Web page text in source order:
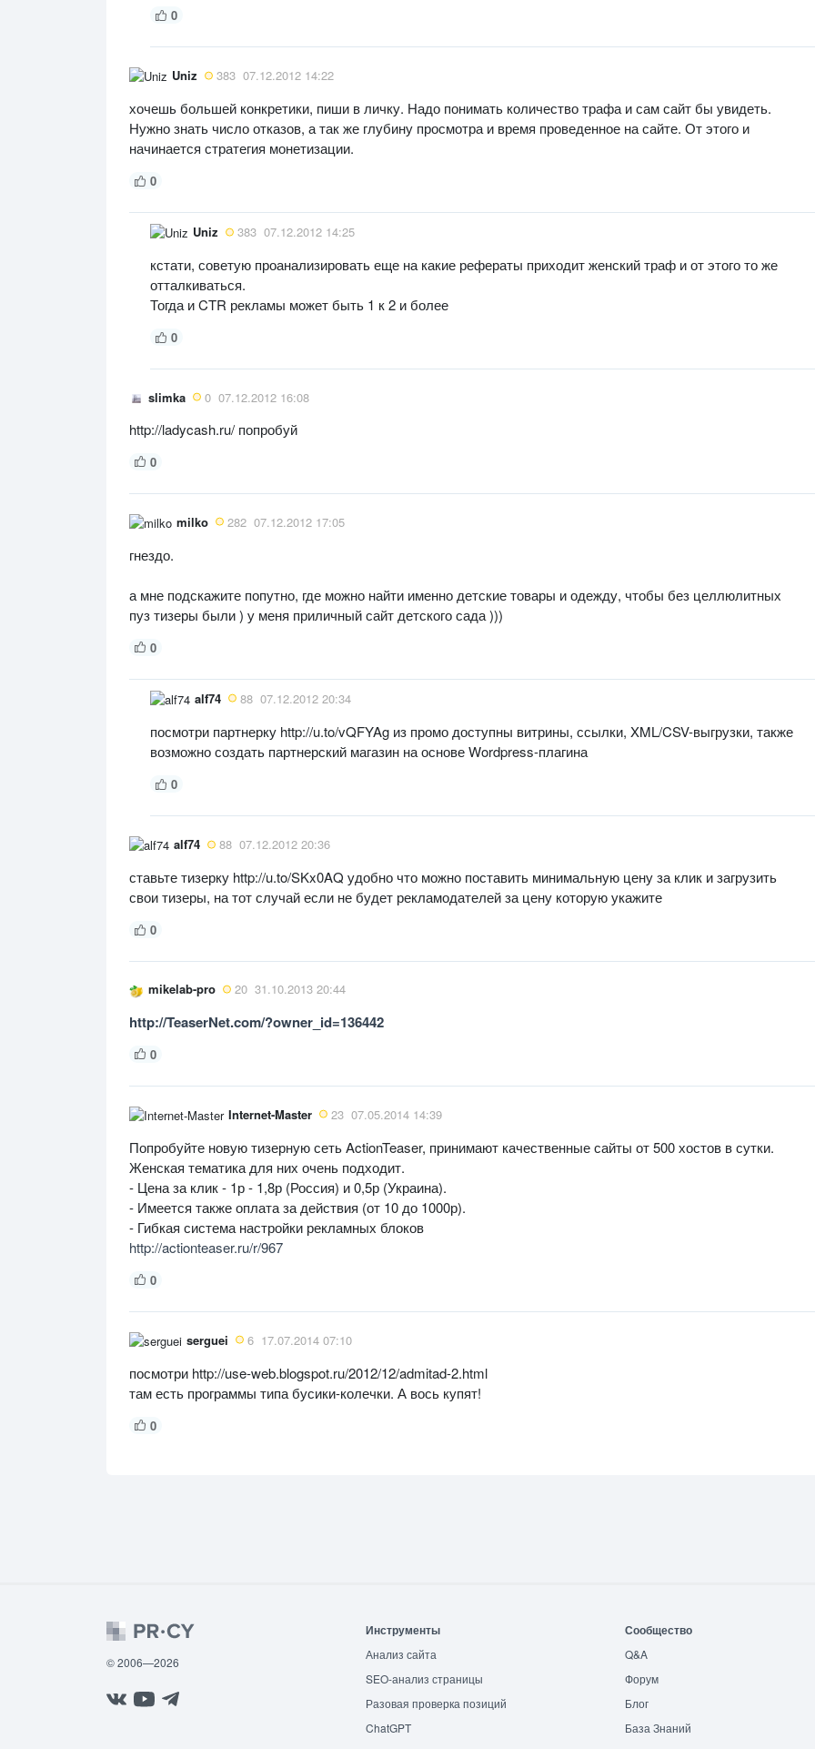
0
Uniz 383 07.12.2012 14:22
хочешь большей конкретики, пиши в личку. Надо понимать количество трафа и сам сайт бы увидеть.
Нужно знать число отказов, а так же глубину просмотра и время проведенное на сайте. От этого и
начинается стратегия монетизации.
0
Uniz 383 07.12.2012 14:25
кстати, советую проанализировать еще на какие рефераты приходит женский траф и от этого то же
отталкиваться.
Тогда и CTR рекламы может быть 1 к 2 и более
0
slimka 0 07.12.2012 16:08
http://ladycash.ru/ попробуй
0
milko 282 07.12.2012 17:05
гнездо.
а мне подскажите попутно, где можно найти именно детские товары и одежду, чтобы без целлюлитных
пуз тизеры были ) у меня приличный сайт детского сада )))
0
alf74 88 07.12.2012 20:34
посмотри партнерку http://u.to/vQFYAg из промо доступны витрины, ссылки, XML/CSV-выгрузки, также
возможно создать партнерский магазин на основе Wordpress-плагина
0
alf74 88 07.12.2012 20:36
ставьте тизерку http://u.to/SKx0AQ удобно что можно поставить минимальную цену за клик и загрузить
свои тизеры, на тот случай если не будет рекламодателей за цену которую укажите
0
mikelab-pro 20 31.10.2013 20:44
http://TeaserNet.com/?owner_id=136442
0
Internet-Master 23 07.05.2014 14:39
Попробуйте новую тизерную сеть ActionTeaser, принимают качественные сайты от 500 хостов в сутки.
Женская тематика для них очень подходит.
- Цена за клик - 1р - 1,8р (Россия) и 0,5р (Украина).
- Имеется также оплата за действия (от 10 до 1000р).
- Гибкая система настройки рекламных блоков
http://actionteaser.ru/r/967
0
serguei 6 17.07.2014 07:10
посмотри http://use-web.blogspot.ru/2012/12/admitad-2.html
там есть программы типа бусики-колечки. А вось купят!
0
© 2006—2026
Инструменты
Анализ сайта
SEO-анализ страницы
Разовая проверка позиций
ChatGPT
Сообщество
Q&A
Форум
Блог
База Знаний